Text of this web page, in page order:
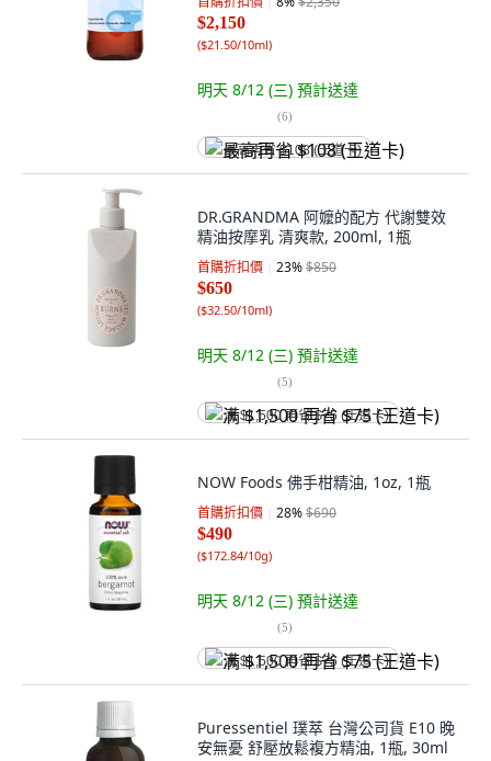
$2,150
($21.50/10ml)
明天 8/12 (三) 預計送達
(6)
最高再省 $108 (王道卡)
DR.GRANDMA 阿嬤的配方 代謝雙效
精油按摩乳 清爽款, 200ml, 1瓶
首購折扣價 23%$850
$650
($32.50/10ml)
明天 8/12 (三) 預計送達
(5)
满 $1,500 再省 $75 (王道卡)
NOW Foods 佛手柑精油, 1oz, 1瓶
首購折扣價 28%$690
$490
($172.84/10g)
明天 8/12 (三) 預計送達
(5)
满 $1,500 再省 $75 (王道卡)
Puressentiel 璞萃 台灣公司貨 E10 晚
安無憂 舒壓放鬆複方精油, 1瓶, 30ml